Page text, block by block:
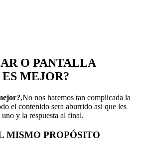
O PANTALLA
MEJOR?
,No nos haremos tan complicada la
el contenido sera aburrido asi que les
y la respuesta al final.
MISMO PROPÓSITO